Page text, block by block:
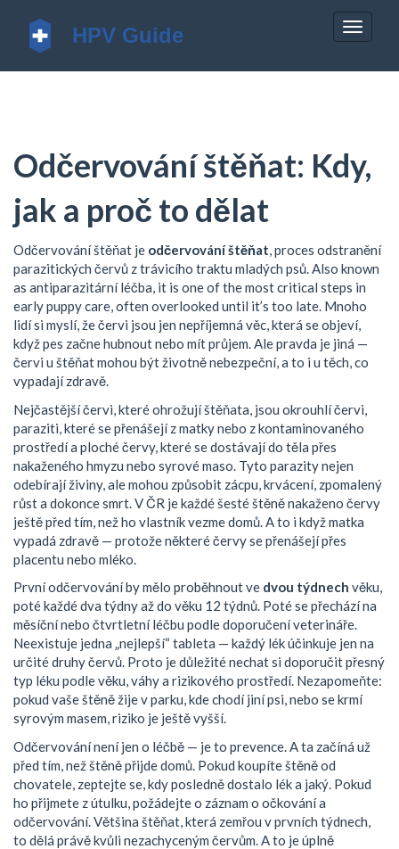
Odčervování štěňat: Kdy,
jak a proč to dělat
Odčervování štěňat je odčervování štěňat,proces odstranění
parazitických červů z trávicího traktu mladých psů. Also known
as antiparazitární léčba, it is one of the most critical steps in
early puppy care, often overlooked until it’s too late. Mnoho
lidí si myslí, že červi jsou jen nepříjemná věc, která se objeví,
když pes začne hubnout nebo mít průjem. Ale pravda je jiná —
červi u štěňat mohou být životně nebezpeční, a to i u těch, co
vypadají zdravě.
Nejčastější červi, které ohrožují štěňata, jsou okrouhlí červi
paraziti, které se přenášejí z matky nebo z kontaminovaného
prostředía ploché červy, které se dostávají do těla přes
nakaženého hmyzu nebo syrové maso . Tyto parazity nejen
odebírají živiny, ale mohou způsobit zácpu, krvácení, zpomalený
růst a dokonce smrt. V ČR je každé šesté štěně nakaženo červy
ještě před tím, než ho vlastník vezme domů. A to i když matka
vypadá zdravě — protože některé červy se přenášejí přes
placentu nebo mléko.
První odčervování by mělo proběhnout ve dvou týdnech věku,
poté každé dva týdny až do věku 12 týdnů. Poté se přechází na
měsíční nebo čtvrtletní léčbu podle doporučení veterináře.
Neexistuje jedna „nejlepší“ tableta — každý lék účinkuje jen na
určité druhy červů. Proto je důležité nechat si doporučit přesný
typ léku podle věku, váhy a rizikového prostředí. Nezapomeňte:
pokud vaše štěně žije v parku, kde chodí jiní psi, nebo se krmí
syrovým masem, riziko je ještě vyšší.
Odčervování není jen o léčbě — je to prevence. A ta začíná už
před tím, než štěně přijde domů. Pokud koupíte štěně od
chovatele, zeptejte se, kdy posledně dostalo lék a jaký. Pokud
ho přijmete z útulku, požádejte o záznam o očkování a
odčervování. Většina štěňat, která zemřou v prvních týdnech,
to dělá právě kvůli nezachyceným červům. A to je úplně